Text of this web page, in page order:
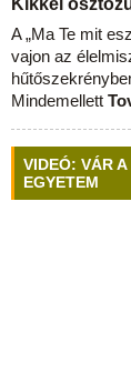
Kikkel
A „Ma Te mit
vajon az
Mindemellett
VIDEÓ: VÁR
EGYETEM